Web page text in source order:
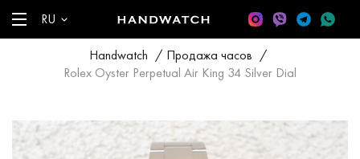
RU
Handwatch / Продажа часов /
Rolex Oyster Perpetual Air King 34 Silver Dial